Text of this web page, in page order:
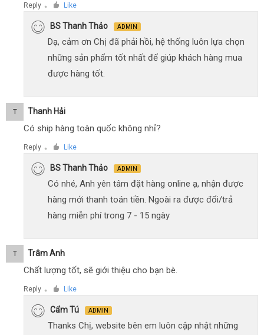
Reply ● Like
BS Thanh Thảo ADMIN
Dạ, cảm ơn Chị đã phải hồi, hệ thống luôn lựa chọn
những sản phẩm tốt nhất để giúp khách hàng mua
được hàng tốt.
T Thanh Hải
Có ship hàng toàn quốc không nhỉ?
Reply ● Like
BS Thanh Thảo ADMIN
Có nhé, Anh yên tâm đặt hàng online ạ, nhận được
hàng mới thanh toán tiền. Ngoài ra được đổi/trả
hàng miễn phí trong 7 - 15 ngày
T Trâm Anh
Chất lượng tốt, sẽ giới thiệu cho bạn bè.
Reply ● Like
Cẩm Tú ADMIN
Thanks Chị, website bên em luôn cập nhật những